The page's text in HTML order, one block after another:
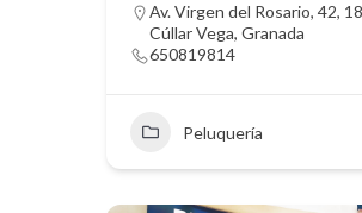
Av. Virgen del Rosario, 42,
Cúllar Vega, Granada
650819814
Peluquería